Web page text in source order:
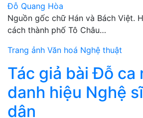
Đỗ Quang Hòa
Nguồn gốc chữ Hán và Bách Việt.
cách thành phố Tô Châu…
Trang ảnh Văn hoá Nghệ thuật
Tác giả bài Đỗ ca
danh hiệu Nghệ
dân